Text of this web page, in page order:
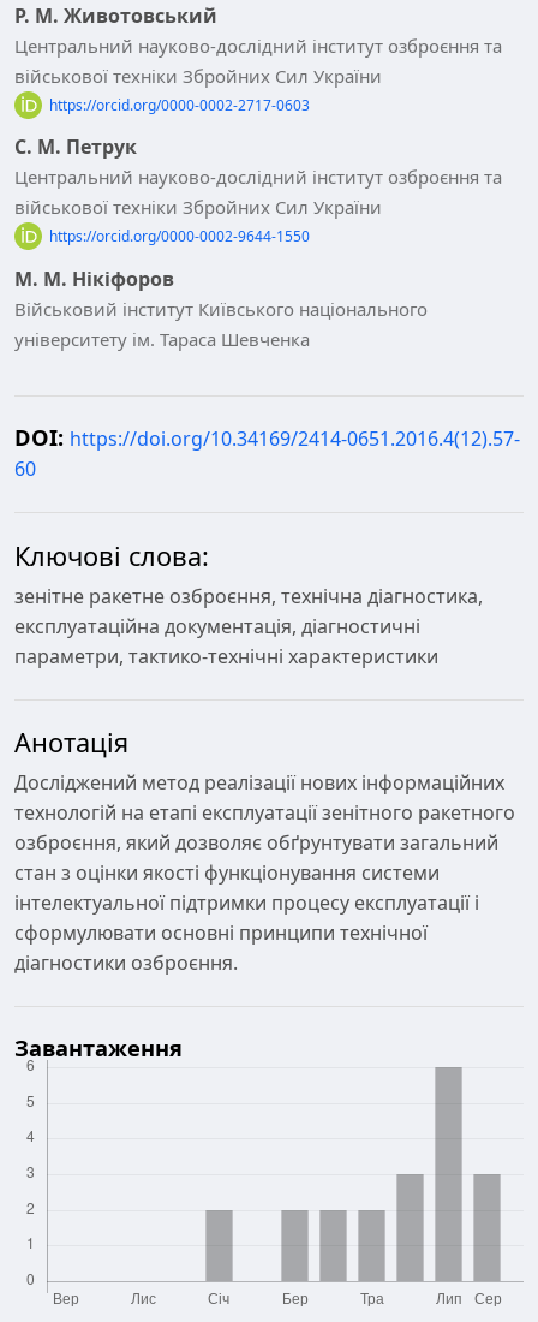
Р. М. Животовський
Центральний науково-дослідний інститут озброєння та
військової техніки Збройних Сил України
https://orcid.org/0000-0002-2717-0603
С. М. Петрук
Центральний науково-дослідний інститут озброєння та
військової техніки Збройних Сил України
https://orcid.org/0000-0002-9644-1550
М. М. Нікіфоров
Військовий інститут Київського національного
університету ім. Тараса Шевченка
DOI: https://doi.org/10.34169/2414-0651.2016.4(12).57-
60
Ключові слова:
зенітне ракетне озброєння, технічна діагностика,
експлуатаційна документація, діагностичні
параметри, тактико-технічні характеристики
Анотація
Досліджений метод реалізації нових інформаційних
технологій на етапі експлуатації зенітного ракетного
озброєння, який дозволяє обґрунтувати загальний
стан з оцінки якості функціонування системи
інтелектуальної підтримки процесу експлуатації і
сформулювати основні принципи технічної
діагностики озброєння.
Завантаження